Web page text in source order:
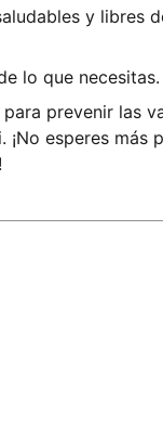
y libres
lo que necesitas.
prevenir las
esperes más